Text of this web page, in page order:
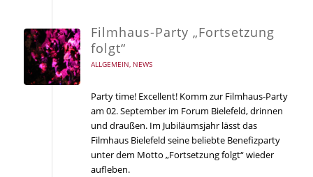
Filmhaus-Party „Fortsetzung
folgt“
ALLGEMEIN, NEWS
Party time! Excellent! Komm zur Filmhaus-Party
am 02. September im Forum Bielefeld, drinnen
und draußen. Im Jubiläumsjahr lässt das
Filmhaus Bielefeld seine beliebte Benefizparty
unter dem Motto „Fortsetzung folgt“ wieder
aufleben.